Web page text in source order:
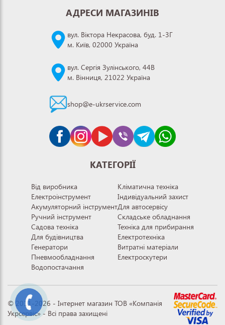
АДРЕСИ МАГАЗИНІВ
вул. Віктора Некрасова, буд. 1-3Г
м. Київ, 02000 Україна
вул. Сергія Зулінського, 44В
м. Вінниця, 21022 Україна
shop@e-ukrservice.com
КАТЕГОРІЇ
Від виробника
Електроінструмент
Акумуляторний інструмент
Ручний інструмент
Садова техніка
Для будівництва
Генератори
Пневмообладнання
Водопостачання
Кліматична техніка
Індивідуальний захист
Для автосервісу
Складське обладнання
Техніка для прибирання
Електротехніка
Витратні матеріали
Електроскутери
© 2011-2026 - Інтернет магазин ТОВ «Компанія
Укрсервіс» - Всі права захищені